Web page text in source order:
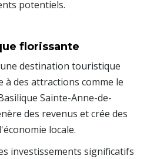
potentiels.
florissante
destination touristique
à des attractions comme le
Sainte-Anne-de-
des revenus et crée des
locale.
investissements significatifs